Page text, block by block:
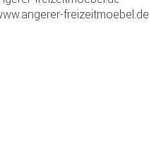
freizeitmoebel.de